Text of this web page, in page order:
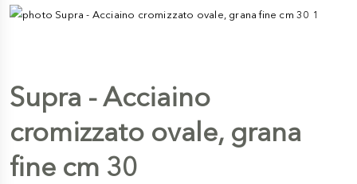
Supra - Acciaino
cromizzato ovale, grana
fine cm 30